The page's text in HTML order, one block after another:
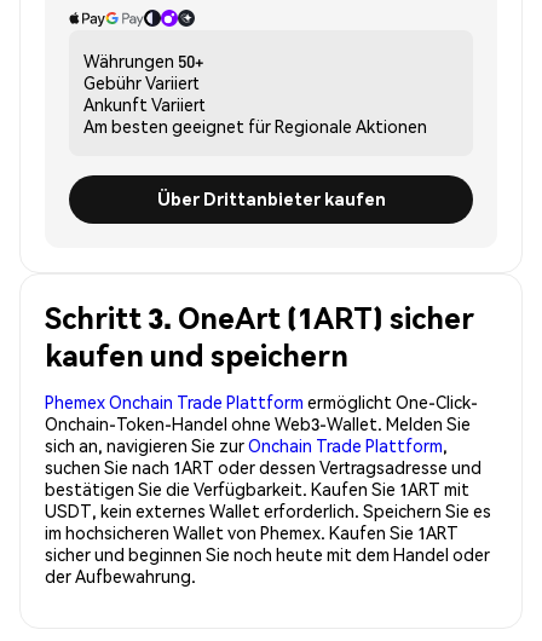
Währungen 50+
GebührVariiert
Ankunft Variiert
Am besten geeignet fürRegionale Aktionen
Über Drittanbieter kaufen
Schritt 3. OneArt (1ART) sicher
kaufen und speichern
Phemex Onchain Trade Plattform ermöglicht One-Click-
Onchain-Token-Handel ohne Web3-Wallet. Melden Sie
sich an, navigieren Sie zurOnchain Trade Plattform,
suchen Sie nach 1ART oder dessen Vertragsadresse und
bestätigen Sie die Verfügbarkeit. Kaufen Sie 1ART mit
USDT, kein externes Wallet erforderlich. Speichern Sie es
im hochsicheren Wallet von Phemex. Kaufen Sie 1ART
sicher und beginnen Sie noch heute mit dem Handel oder
der Aufbewahrung.